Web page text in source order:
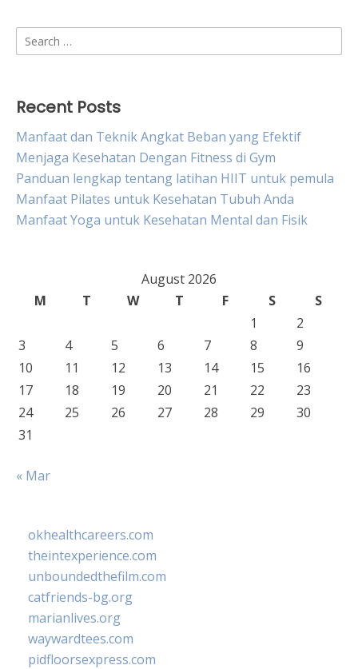
Search
for:
Recent Posts
Manfaat dan Teknik Angkat Beban yang Efektif
Menjaga Kesehatan Dengan Fitness di Gym
Panduan lengkap tentang latihan HIIT untuk pemula
Manfaat Pilates untuk Kesehatan Tubuh Anda
Manfaat Yoga untuk Kesehatan Mental dan Fisik
August 2026
M
T W T F S
S
1
2
3
4 5 6 7 8
9
10
11 12 13 14 15
16
17
18 19 20 21 22
23
24
25 26 27 28 29
30
31
« Mar
okhealthcareers.com
theintexperience.com
unboundedthefilm.com
catfriends-bg.org
marianlives.org
waywardtees.com
pidfloorsexpress.com